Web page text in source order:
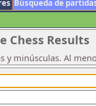
Búsqueda de
Chess Results
y minúsculas. Al